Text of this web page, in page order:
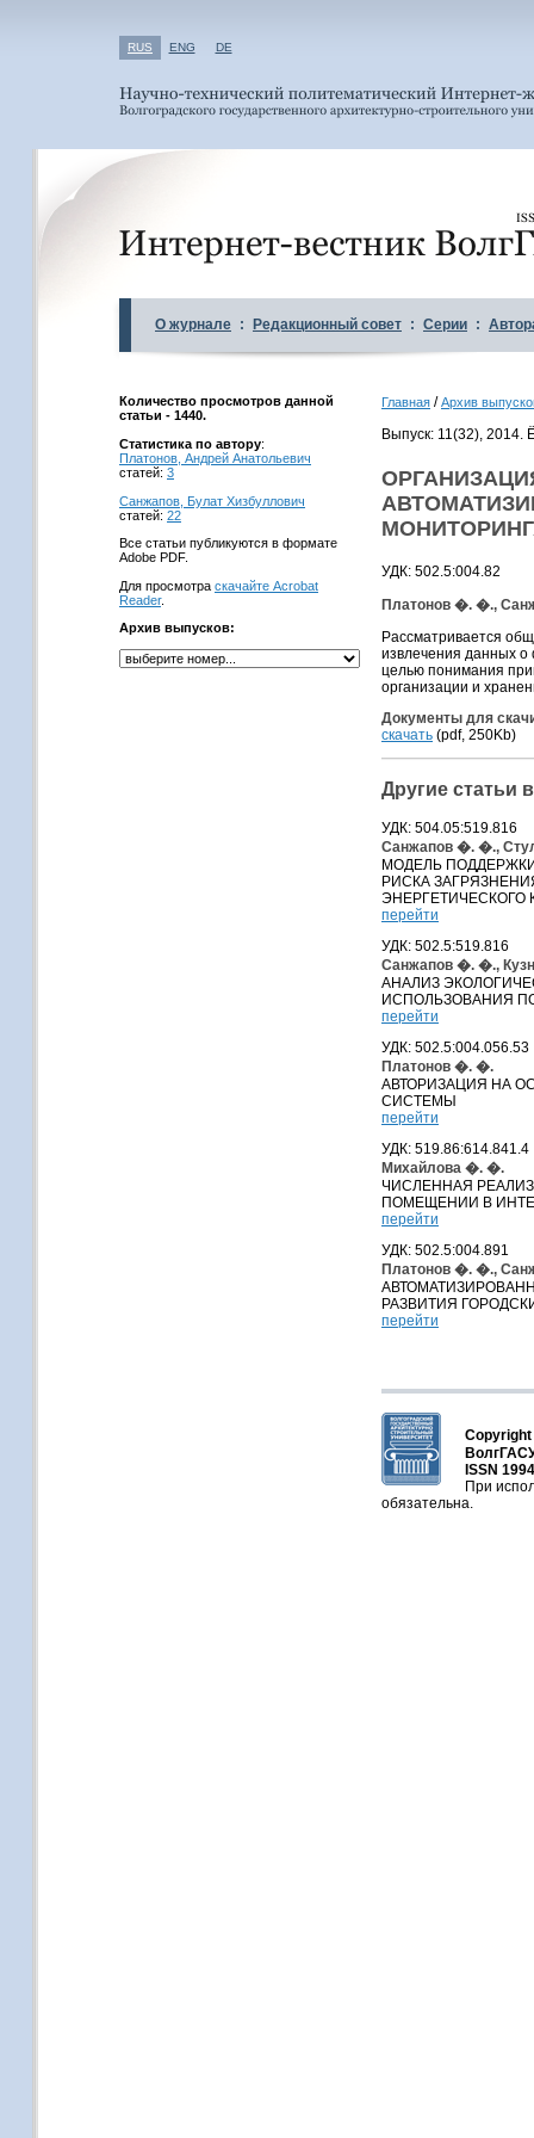
RUS ENG DE
О журнале : Редакционный совет : Серии :
Количество просмотров данной
статьи - 1440.
Статистика по автору:
Платонов, Андрей Анатольевич
статей: 3
Санжапов, Булат Хизбуллович
статей: 22
Все статьи публикуются в формате
Adobe PDF.
Для просмотра скачайте Acrobat
Reader.
Архив выпусков:
Главная /Архив
Выпуск: 11(32), 2014.
УДК: 502.5:004.82
Платонов �. �.,
Рассматривается
извлечения данных о
целью понимания
организации и
Документы для
скачать (pdf, 250Kb)
Другие статьи
УДК: 504.05:519.816
Санжапов �. �.,
МОДЕЛЬ
РИСКА
ЭНЕРГЕТИЧЕСКОГО
перейти
УДК: 502.5:519.816
Санжапов �. �.,
АНАЛИЗ
ИСПОЛЬЗОВАНИЯ
перейти
УДК: 502.5:004.056.53
Платонов �. �.
АВТОРИЗАЦИЯ НА
СИСТЕМЫ
перейти
УДК: 519.86:614.841.4
Михайлова �. �.
ЧИСЛЕННАЯ
ПОМЕЩЕНИИ В
перейти
УДК: 502.5:004.891
Платонов �. �.,
РАЗВИТИЯ
перейти
Copyright
ISSN
При
обязательна.